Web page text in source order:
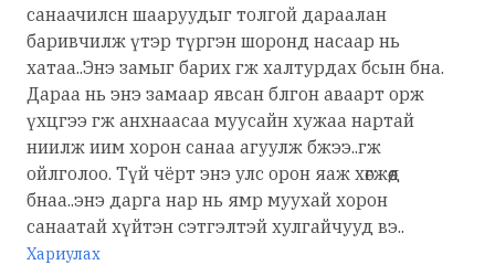
санаачилсн шааруудыг толгой дараалан
баривчилж үтэр түргэн шоронд насаар нь
хатаа..Энэ замыг барих гж халтурдах бсын бна.
Дараа нь энэ замаар явсан блгон аваарт орж
үхцгээ гж анхнаасаа муусайн хужаа нартай
ниилж иим хорон санаа агуулж бжээ..гж
ойлголоо. Түй чёрт энэ улс орон яаж хөгжөөд
бнаа..энэ дарга нар нь ямр муухай хорон
санаатай хүйтэн сэтгэлтэй хулгайчууд вэ..
Хариулах